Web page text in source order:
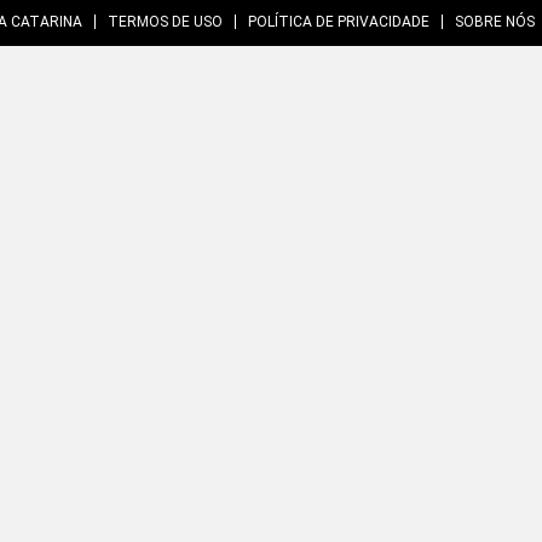
CATARINA TERMOS DE USO POLÍTICA DE PRIVACIDADE SOBRE NÓS